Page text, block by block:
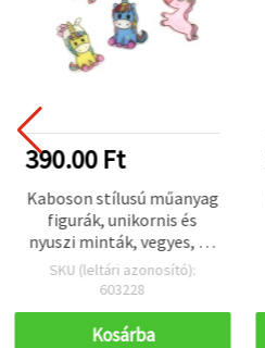
390.00 Ft
Kaboson stílusú műanyag
figurák, unikornis és
nyuszi minták, vegyes, 3–
3,4 cm — 5 db
SKU (leltári azonosító):
603228
Kosárba